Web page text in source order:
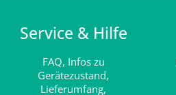
Service & Hilfe
FAQ, Infos zu
Gerätezustand,
Lieferumfang,